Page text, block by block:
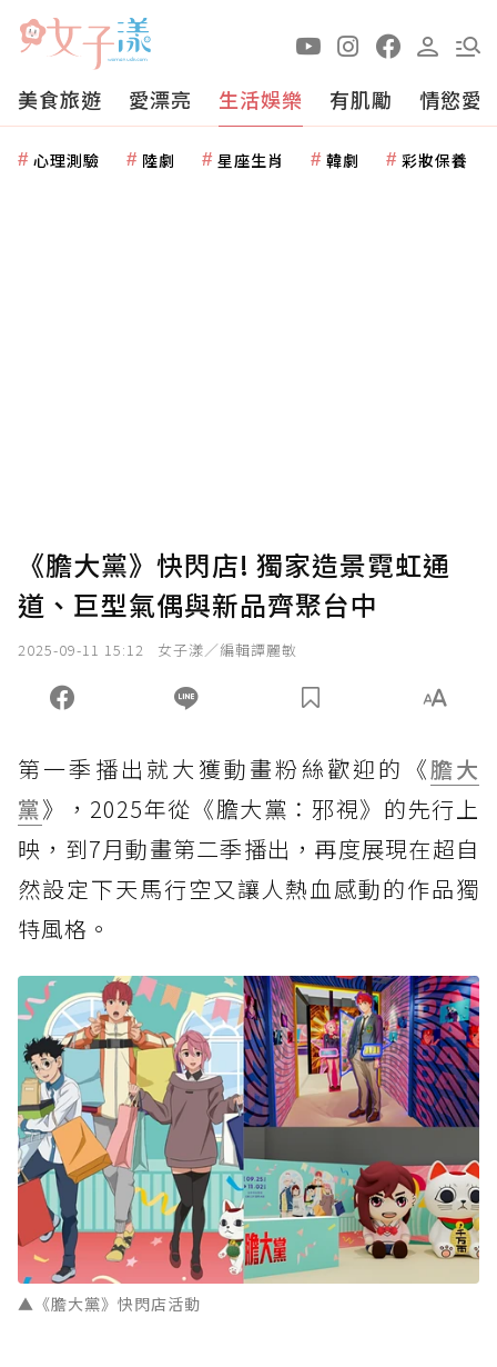
美食旅遊 愛漂亮 生活娛樂 有肌勵 情慾愛
心理測驗 陸劇 星座生肖 韓劇 彩妝保養
《膽大黨》快閃店! 獨家造景霓虹通
道、巨型氣偶與新品齊聚台中
2025-09-11 15:12 女子漾／編輯譚麗敏
第一季播出就大獲動畫粉絲歡迎的《膽大
黨》，2025年從《膽大黨：邪視》的先行上
映，到7月動畫第二季播出，再度展現在超自
然設定下天馬行空又讓人熱血感動的作品獨
特風格。
▲《膽大黨》快閃店活動